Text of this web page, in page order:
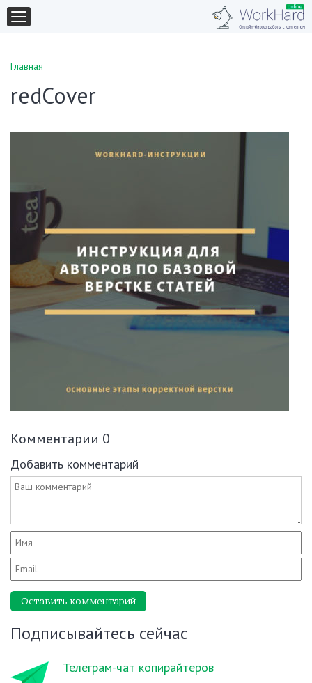
Главная
redCover
Комментарии 0
Добавить комментарий
Оставить комментарий
Подписывайтесь сейчас
Телеграм-чат копирайтеров